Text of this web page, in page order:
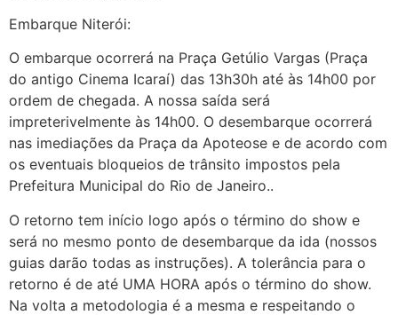
Embarque Niterói:
O embarque ocorrerá na Praça Getúlio Vargas (Praça
do antigo Cinema Icaraí) das 13h30h até às 14h00 por
ordem de chegada. A nossa saída será
impreterivelmente às 14h00. O desembarque ocorrerá
nas imediações da Praça da Apoteose e de acordo com
os eventuais bloqueios de trânsito impostos pela
Prefeitura Municipal do Rio de Janeiro..
O retorno tem início logo após o término do show e
será no mesmo ponto de desembarque da ida (nossos
guias darão todas as instruções). A tolerância para o
retorno é de até UMA HORA após o término do show.
Na volta a metodologia é a mesma e respeitando o